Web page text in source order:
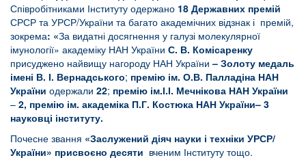
Співробітниками Інституту одержано 18 Державних премій
СРСР та УРСР/України та багато академічних відзнак і премій,
зокрема: «За видатні досягнення у галузі молекулярної
імунології» академіку НАН України С. В. Комісаренку
присуджено найвищу нагороду НАН України – Золоту медаль
імені В. І. Вернадського; премію ім. О.В. Палладіна НАН
України одержали 22; премію ім.І.І. Мечнікова НАН України
– 2, премію ім. академіка П.Г. Костюка НАН України– 3
науковці інституту.
Почесне звання «Заслужений діяч науки і техніки УРСР/
України» присвоєно десяти вченим Інституту тощо.